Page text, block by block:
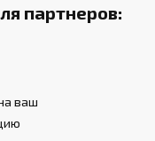
партнеров:
ваш